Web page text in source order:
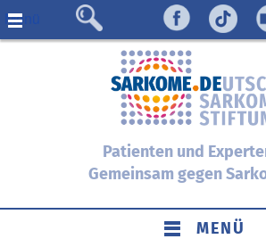
Menü
Patienten und
Gemeinsam gegen
MENÜ